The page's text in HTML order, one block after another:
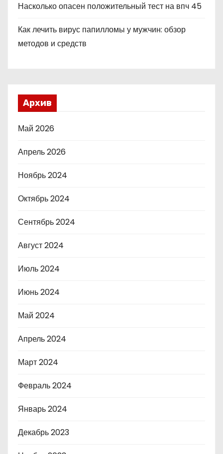
Насколько опасен положительный тест на впч 45
Как лечить вирус папилломы у мужчин: обзор
методов и средств
Архив
Май 2026
Апрель 2026
Ноябрь 2024
Октябрь 2024
Сентябрь 2024
Август 2024
Июль 2024
Июнь 2024
Май 2024
Апрель 2024
Март 2024
Февраль 2024
Январь 2024
Декабрь 2023